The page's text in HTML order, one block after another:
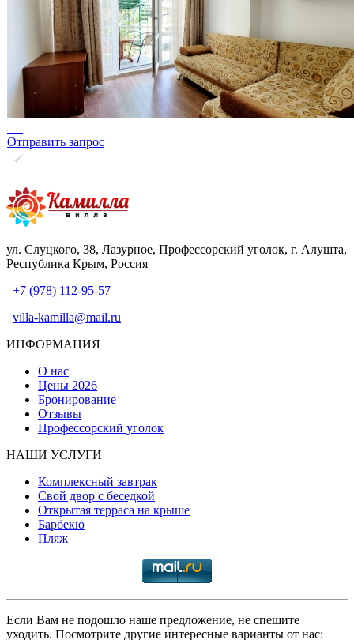
Отправить запрос
ул. Слуцкого, 38, Лазурное, Профессорский уголок, г. Алушта,
Республика Крым, Россия
+7 (978) 112-95-57
villa-kamilla@mail.ru
ИНФОРМАЦИЯ
О нас
Цены 2026
Бронирование
Отзывы
Профессорский уголок
НАШИ УСЛУГИ
Комплексный завтрак
Свой двор с беседкой
Открытая терраса на крыше
Барбекю
Пляж
Если Вам не подошло наше предложение, не спешите
уходить. Посмотрите другие интересные варианты от нас: